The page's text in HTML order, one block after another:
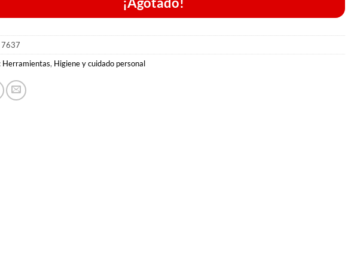
Herramientas, Higiene y cuidado personal